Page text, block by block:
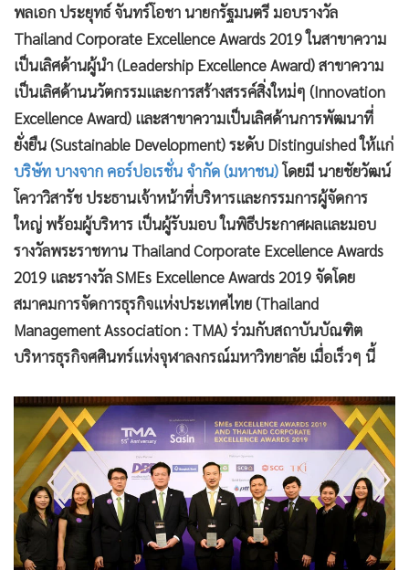
• ต่างประเทศ
• Special Scoop
• เศรษฐกิจ-ธุรกิจ
• จีน
• ชุมชน-คุณภาพชีวิต
อาชญากรรม
• Motoring
• เกม
• วิทยาศาสตร์
• SMEs
• หุ้น
• อินโดจีน
• กองทุนรวม
• Factcheck
ญี่ปุ่น
• News1
• Gotomanager
พลเอก ประยุทธ์ จันทร์โอชา นายกรัฐมนตรี มอบรางวัล
Thailand Corporate Excellence Awards 2019 ในสาขาความ
เป็นเลิศด้านผู้นำ (Leadership Excellence Award) สาขาความ
เป็นเลิศด้านนวัตกรรมและการสร้างสรรค์สิ่งใหม่ๆ (Innovation
Excellence Award) และสาขาความเป็นเลิศด้านการพัฒนาที่
ยั่งยืน (Sustainable Development) ระดับ Distinguished ให้แก่
บริษัท บางจาก คอร์ปอเรชั่น จำกัด (มหาชน)โดยมี นายชัยวัฒน์
โควาวิสารัช ประธานเจ้าหน้าที่บริหารและกรรมการผู้จัดการ
ใหญ่ พร้อมผู้บริหาร เป็นผู้รับมอบ ในพิธีประกาศผลและมอบ
รางวัลพระราชทาน Thailand Corporate Excellence Awards
2019 และรางวัล SMEs Excellence Awards 2019 จัดโดย
สมาคมการจัดการธุรกิจแห่งประเทศไทย (Thailand
Management Association : TMA) ร่วมกับสถาบันบัณฑิต
บริหารธุรกิจศศินทร์แห่งจุฬาลงกรณ์มหาวิทยาลัย เมื่อเร็วๆ นี้